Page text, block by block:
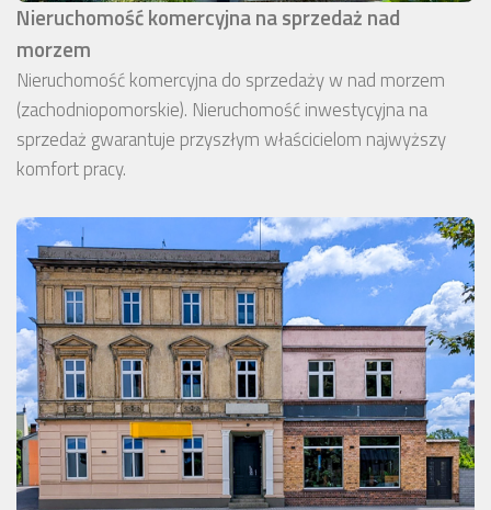
Nieruchomość komercyjna na sprzedaż nad
morzem
Nieruchomość komercyjna do sprzedaży w nad morzem
(zachodniopomorskie). Nieruchomość inwestycyjna na
sprzedaż gwarantuje przyszłym właścicielom najwyższy
komfort pracy.